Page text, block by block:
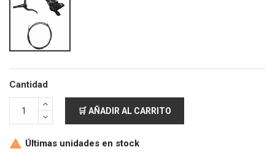
Cantidad
🛒 AÑADIR AL CARRITO
 Últimas unidades en stock